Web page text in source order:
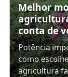
Melhor
conta de
Potência
como
agricultura